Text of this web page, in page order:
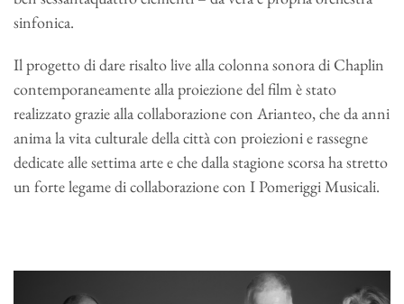
sinfonica.
Il progetto di dare risalto live alla colonna sonora di Chaplin
contemporaneamente alla proiezione del film è stato
realizzato grazie alla collaborazione con Arianteo, che da anni
anima la vita culturale della città con proiezioni e rassegne
dedicate alle settima arte e che dalla stagione scorsa ha stretto
un forte legame di collaborazione con I Pomeriggi Musicali.